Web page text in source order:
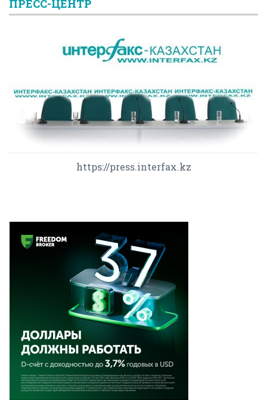
ПРЕСС-ЦЕНТР
https://press.interfax.kz